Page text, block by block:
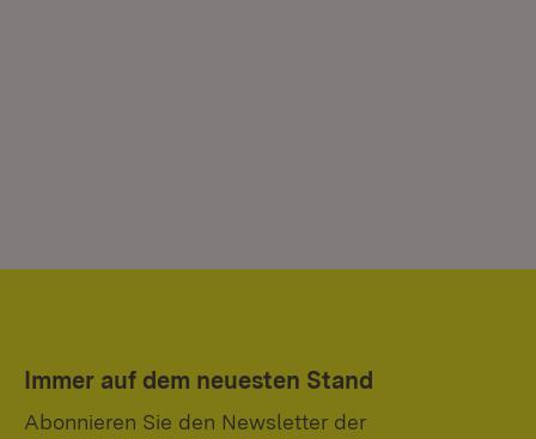
Immer auf dem neuesten Stand
Abonnieren Sie den Newsletter der